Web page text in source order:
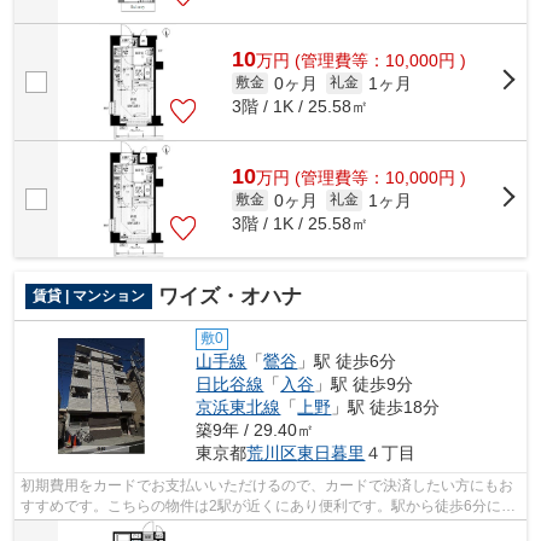
10万円 (管理費等：10,000円 )
敷金 0ヶ月 礼金
1ヶ月
3階 / 1K / 25.58㎡
10万円 (管理費等：10,000円 )
敷金 0ヶ月 礼金
1ヶ月
3階 / 1K / 25.58㎡
賃貸 | マンション ワイズ・オハナ
敷0
山手線 「鶯谷 」駅 徒歩6分
日比谷線 「 入谷 」駅 徒歩9分
京浜東北線 「 上野 」駅 徒歩18分
築9年 / 29.40㎡
東京都荒川区東日暮里 ４丁目
初期費用をカードでお支払いいただけるので、カードで決済したい方にもお
すすめです。こちらの物件は2駅が近くにあり便利です。駅から徒歩6分に立
地する、魅力的な駅近物件です。ご紹...